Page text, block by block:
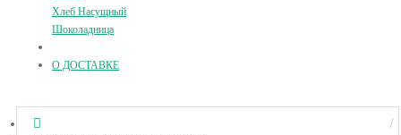
Хлеб Насущный
Шоколадница
О ДОСТАВКЕ